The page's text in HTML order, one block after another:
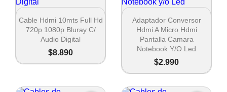
 Vista rápida
Cable Hdmi 10mts Full Hd
720p 1080p Bluray C/
Audio Digital
$8.890
 Vista rápida
Adaptador Conversor
Hdmi A Micro Hdmi
Pantalla Camara
Notebook Y/o Led
$2.990